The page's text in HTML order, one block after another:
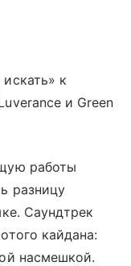
к
и Green
работы
разницу
Саундтрек
кайдана:
насмешкой.